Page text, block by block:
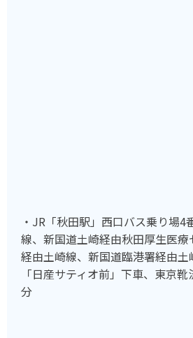
・JR「秋田駅」西口バス乗り場4
線、新国道土崎経由秋田厚生医
経由土崎線、新国道臨港署経由土
「日産サティオ前」下車、東京
分